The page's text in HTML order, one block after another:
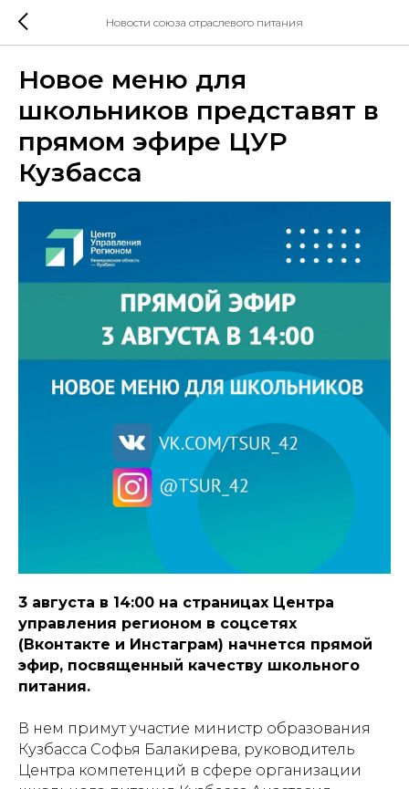
Новости союза отраслевого питания
Новое меню для
школьников представят в
прямом эфире ЦУР
Кузбасса
3 августа в 14:00 на страницах Центра
управления регионом в соцсетях
(Вконтакте и Инстаграм) начнется прямой
эфир, посвященный качеству школьного
питания.
В нем примут участие министр образования
Кузбасса Софья Балакирева, руководитель
Центра компетенций в сфере организации